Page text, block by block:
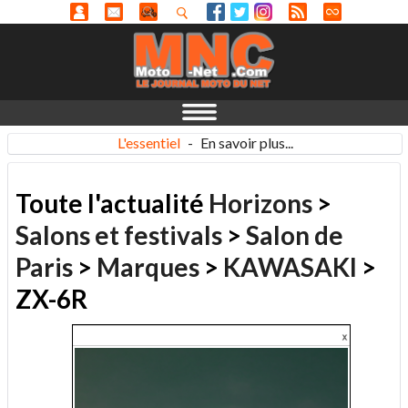
L'essentiel - En savoir plus...
Toute l'actualité Horizons >
Salons et festivals > Salon de
Paris > Marques > KAWASAKI >
ZX-6R